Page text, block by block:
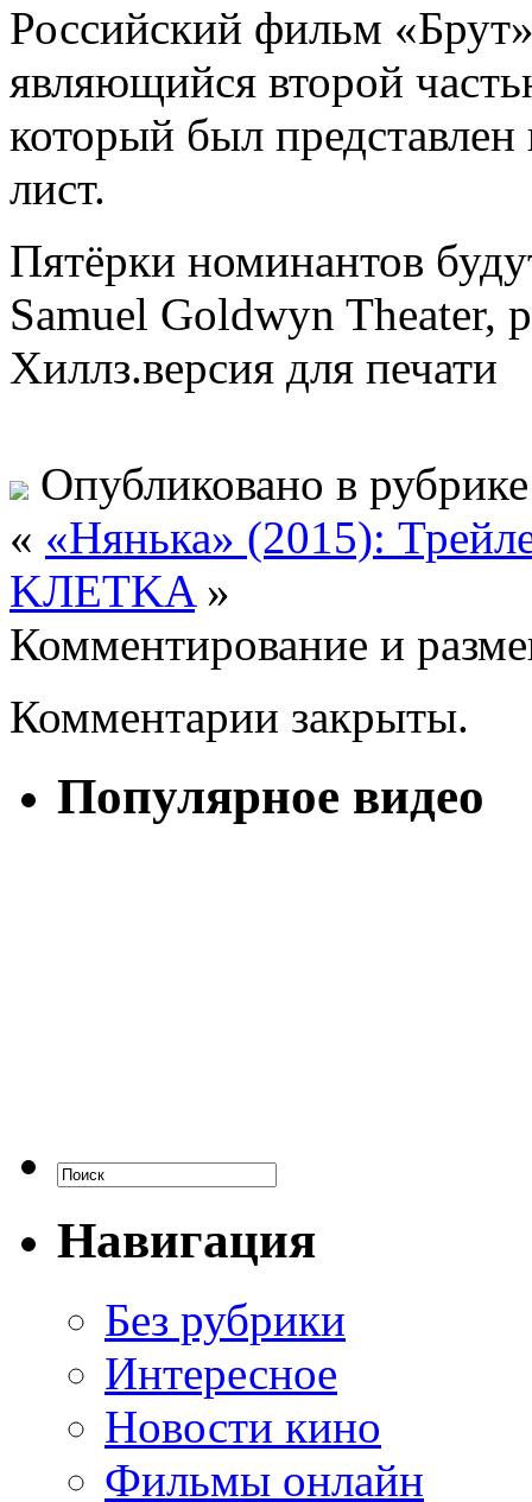
Российский фильм
являющийся второй
который был
лист.
Пятёрки номинантов
Samuel Goldwyn Theater,
Хиллз.версия для печати
Опубликовано в
« «Нянька» (2015):
KЛETKA»
Комментирование и
Комментарии закрыты.
Популярное видео
Навигация
Без рубрики
Интересное
Новости кино
Фильмы онлайн